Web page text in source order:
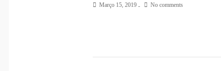
Março 15, 2019 No comments